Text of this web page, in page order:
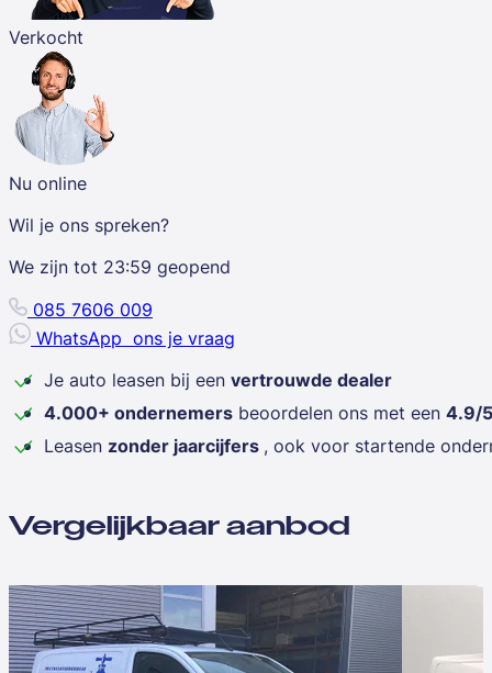
Verkocht
Nu online
Wil je ons spreken?
We zijn tot 23:59 geopend
085 7606 009
WhatsApp ons je vraag
Je auto leasen bij een vertrouwde dealer
4.000+ ondernemers beoordelen ons met een 4.9/5
Leasen zonder jaarcijfers , ook voor startende
Vergelijkbaar aanbod